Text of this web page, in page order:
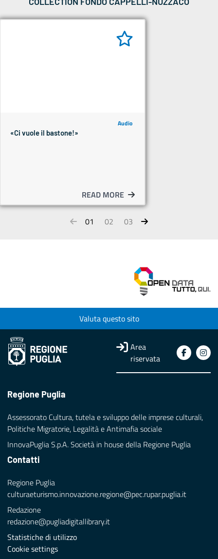
Audio
«Ci vuole il bastone!»
READ MORE
01 02 03
Valuta questo sito
Area
riservata
Regione Puglia
Assessorato Cultura, tutela e sviluppo delle imprese culturali,
Politiche Migratorie, Legalità e Antimafia sociale
InnovaPuglia S.p.A. Società in house della Regione Puglia
Contatti
Regione Puglia
culturaeturismo.innovazione.regione@pec.rupar.puglia.it
Redazione
redazione@pugliadigitallibrary.it
Statistiche di utilizzo
Cookie settings